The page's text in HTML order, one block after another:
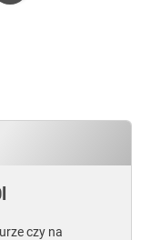
czy na